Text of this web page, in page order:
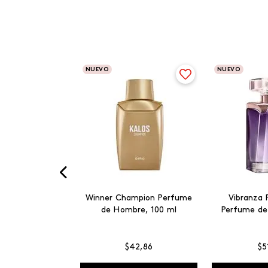
NUEVO
Winner Champion Perfume
de Hombre, 100 ml
$42,86
NUEVO
Vibranza
Perfume
$51